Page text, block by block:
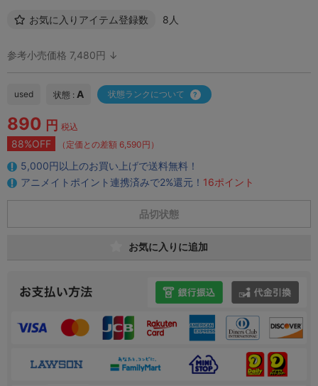
お気に入りアイテム登録数 8人
参考小売価格 7,480円 ↓
used 状態 : A 状態ランクについて
890 円 税込
88%OFF （定価との差額 6,590円）
5,000円以上のお買い上げで送料無料！
アニメイトポイント連携済みで2%還元！ 16ポイント
品切状態
お気に入りに追加